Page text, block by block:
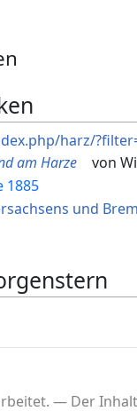
harz/
am Harze von
1885
und
Der